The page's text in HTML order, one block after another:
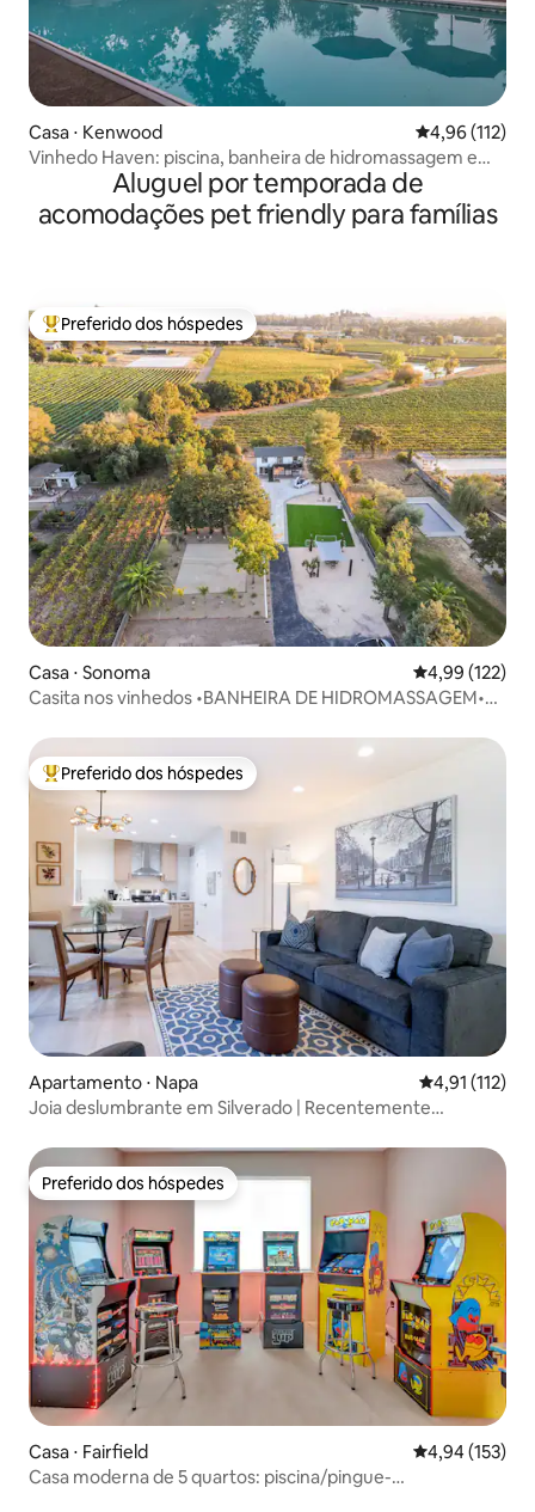
Casa ⋅ Kenwood 4,96 de uma
4,96 (112)
Vinhedo Haven: piscina, banheira de hidromassagem e
Aluguel por temporada de
acomodações pet friendly para famílias
Entre os melhores preferidos dos hóspedes
Preferido dos hóspedes
Casa ⋅ Sonoma 4,99 de uma
4,99 (122)
Casita nos vinhedos •BANHEIRA DE HIDROMASSAGEM•
Entre os melhores preferidos dos hóspedes
Preferido dos hóspedes
Apartamento ⋅ Napa 4,91 de uma
4,91 (112)
Joia deslumbrante em Silverado | Recentemente
Preferido dos hóspedes
Preferido dos hóspedes
Casa ⋅ Fairfield 4,94 de uma
4,94 (153)
Casa moderna de 5 quartos: piscina/pingue-